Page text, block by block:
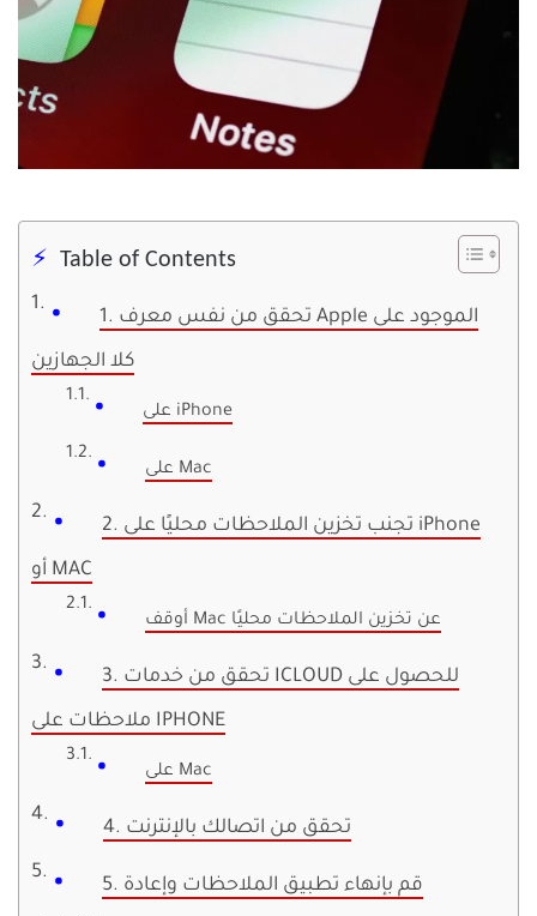
Table of Contents
1. تحقق من نفس معرف Apple الموجود على
كلا الجهازين
على iPhone
على Mac
2. تجنب تخزين الملاحظات محليًا على iPhone
أو MAC
أوقف Mac عن تخزين الملاحظات محليًا
3. تحقق من خدمات ICLOUD للحصول على
ملاحظات على IPHONE
على Mac
4. تحقق من اتصالك بالإنترنت
5. قم بإنهاء تطبيق الملاحظات وإعادة